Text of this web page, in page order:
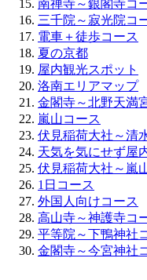
南禅寺～銀閣寺コ
三千院～寂光院コ
電車＋徒歩コース
夏の京都
屋内観光スポット
洛南エリアマップ
金閣寺～北野天満
嵐山コース
伏見稲荷大社～清
天気を気にせず屋
伏見稲荷大社～嵐
1日コース
外国人向けコース
高山寺～神護寺コ
平等院～下鴨神社
金閣寺～今宮神社